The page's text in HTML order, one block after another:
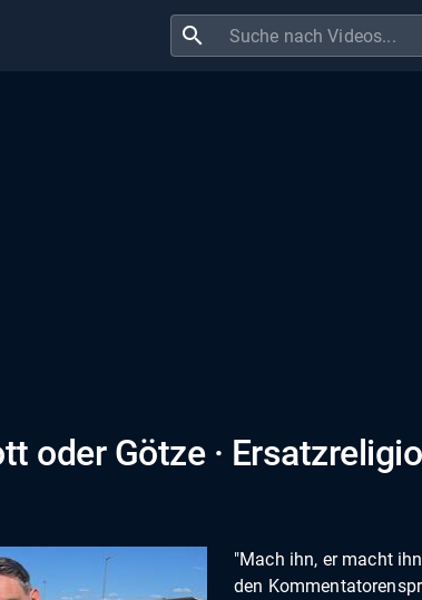
search
oder Götze ·
"Mach ihn, er macht
den